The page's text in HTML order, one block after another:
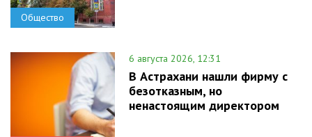
Общество
6 августа 2026, 12:31
В Астрахани нашли фирму с
безотказным, но
ненастоящим директором